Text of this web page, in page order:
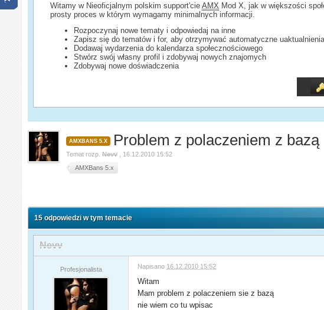
Witamy w Nieoficjalnym polskim support'cieAMX Mod X, jak w większości
prosty proces w którym wymagamy minimalnych informacji.
Rozpoczynaj nowe tematy i odpowiedaj na inne
Zapisz się do tematów i for, aby otrzymywać automatyczne uaktualnienia
Dodawaj wydarzenia do kalendarza społecznościowego
Stwórz swój własny profil i zdobywaj nowych znajomych
Zdobywaj nowe doświadczenia
AMXBANS 5.X Problem z polaczeniem z bazą
Temat rozp.Nevv
16.12.2010 15:52
AMXBans 5.x
15 odpowiedzi w tym temacie
Nevv
Profesjonalista Napisano 16.12.2010 15:52
Witam
Mam problem z polaczeniem sie z bazą
nie wiem co tu wpisac